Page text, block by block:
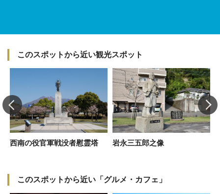
このスポットから近い観光スポット
西南の役官軍戦没者慰霊塔 岩永三五郎之像
このスポットから近い「グルメ・カフェ」